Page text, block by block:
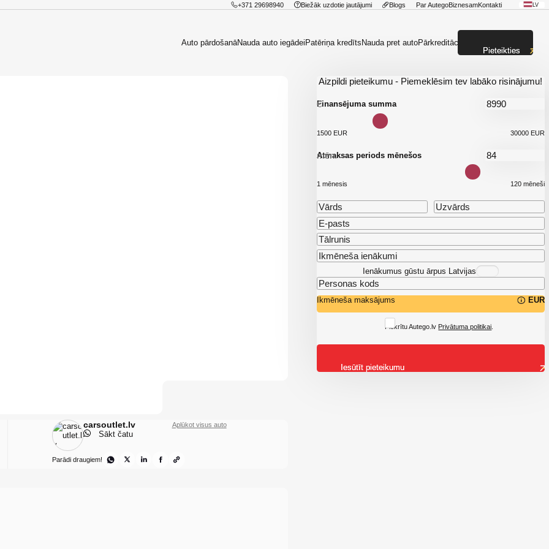
+371 29698940 Biežāk uzdotie jautājumi Blogs Par AutegoBiznesamKontakti LV
Auto pārdošanāNauda auto iegādeiPatēriņa kredītsNauda pret autoPārkreditācija
carsoutlet.lv
Sākt čatu
Aplūkot visus auto
Parādi draugiem!
Aizpildi pieteikumu - Piemeklēsim tev labāko risinājumu!
Finansējuma summa
€
1500 EUR 30000 EUR
Atmaksas periods mēnešos
mēn.
1 mēnesis 120 mēneši
Ienākumus gūstu ārpus Latvijas
Ikmēneša maksājums EUR
Piekrītu Autego.lv Privātuma politikai